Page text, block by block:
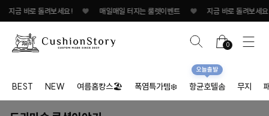
로 돌려보세요! ♥ 매일매일 터지는 룰렛이벤트 ♥ 지금 바로 돌려보세요!/
0
BEST NEW 여름홈캉스🏖 폭염특가템❄️ 항균호텔솜
오늘출발
무지